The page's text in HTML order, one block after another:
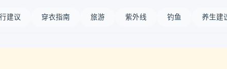
建议 穿衣指南 旅游 紫外线 钓鱼 养生建